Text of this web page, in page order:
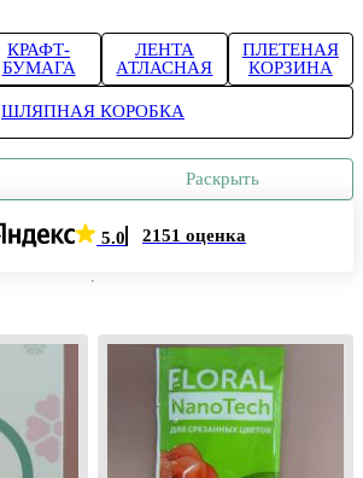
КРАФТ-
БУМАГА
ЛЕНТА
АТЛАСНАЯ
ПЛЕТЕНАЯ
КОРЗИНА
ШЛЯПНАЯ КОРОБКА
Раскрыть
5.0 2151 оценка